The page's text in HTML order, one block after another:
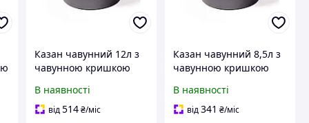
Казан чавунний 12л з
чавунною кришкою
В наявності
від514 ₴/міс
Казан чавунний 8,5л з
чавунною кришкою
В наявності
від341 ₴/міс